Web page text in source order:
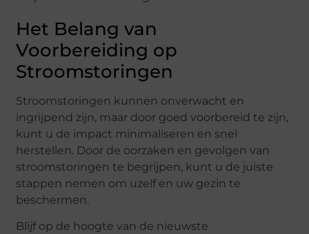
Het Belang van
Voorbereiding op
Stroomstoringen
Stroomstoringen kunnen onverwacht en
ingrijpend zijn, maar door goed voorbereid te zijn,
kunt u de impact minimaliseren en snel
herstellen. Door de oorzaken en gevolgen van
stroomstoringen te begrijpen, kunt u de juiste
stappen nemen om uzelf en uw gezin te
beschermen.
Blijf op de hoogte van de nieuwste